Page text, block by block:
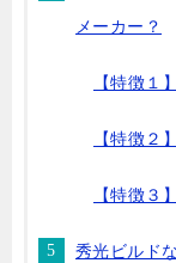
メーカー？
【特徴１
【特徴２
【特徴３
秀光ビルド